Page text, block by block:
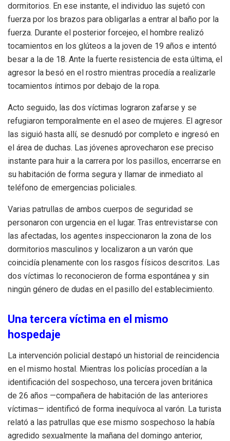
dormitorios. En ese instante, el individuo las sujetó con
fuerza por los brazos para obligarlas a entrar al baño por la
fuerza. Durante el posterior forcejeo, el hombre realizó
tocamientos en los glúteos a la joven de 19 años e intentó
besar a la de 18. Ante la fuerte resistencia de esta última, el
agresor la besó en el rostro mientras procedía a realizarle
tocamientos íntimos por debajo de la ropa.
Acto seguido, las dos víctimas lograron zafarse y se
refugiaron temporalmente en el aseo de mujeres. El agresor
las siguió hasta allí, se desnudó por completo e ingresó en
el área de duchas. Las jóvenes aprovecharon ese preciso
instante para huir a la carrera por los pasillos, encerrarse en
su habitación de forma segura y llamar de inmediato al
teléfono de emergencias policiales.
Varias patrullas de ambos cuerpos de seguridad se
personaron con urgencia en el lugar. Tras entrevistarse con
las afectadas, los agentes inspeccionaron la zona de los
dormitorios masculinos y localizaron a un varón que
coincidía plenamente con los rasgos físicos descritos. Las
dos víctimas lo reconocieron de forma espontánea y sin
ningún género de dudas en el pasillo del establecimiento.
Una tercera víctima en el mismo
hospedaje
La intervención policial destapó un historial de reincidencia
en el mismo hostal. Mientras los policías procedían a la
identificación del sospechoso, una tercera joven británica
de 26 años —compañera de habitación de las anteriores
víctimas— identificó de forma inequívoca al varón. La turista
relató a las patrullas que ese mismo sospechoso la había
agredido sexualmente la mañana del domingo anterior,